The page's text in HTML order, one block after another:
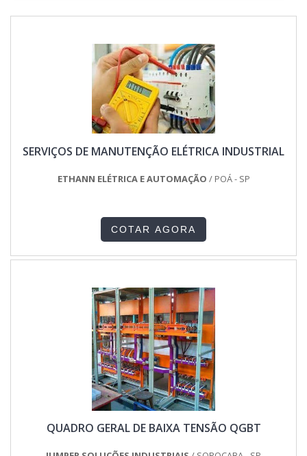
SERVIÇOS DE MANUTENÇÃO ELÉTRICA INDUSTRIAL
ETHANN ELÉTRICA E AUTOMAÇÃO / POÁ - SP
COTAR AGORA
QUADRO GERAL DE BAIXA TENSÃO QGBT